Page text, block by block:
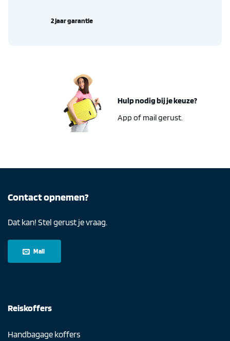
Hulp nodig bij je keuze?
App of mail gerust.
2 jaar garantie
Contact opnemen?
Dat kan! Stel gerust je vraag.
Mail
Reiskoffers
Handbagage koffers